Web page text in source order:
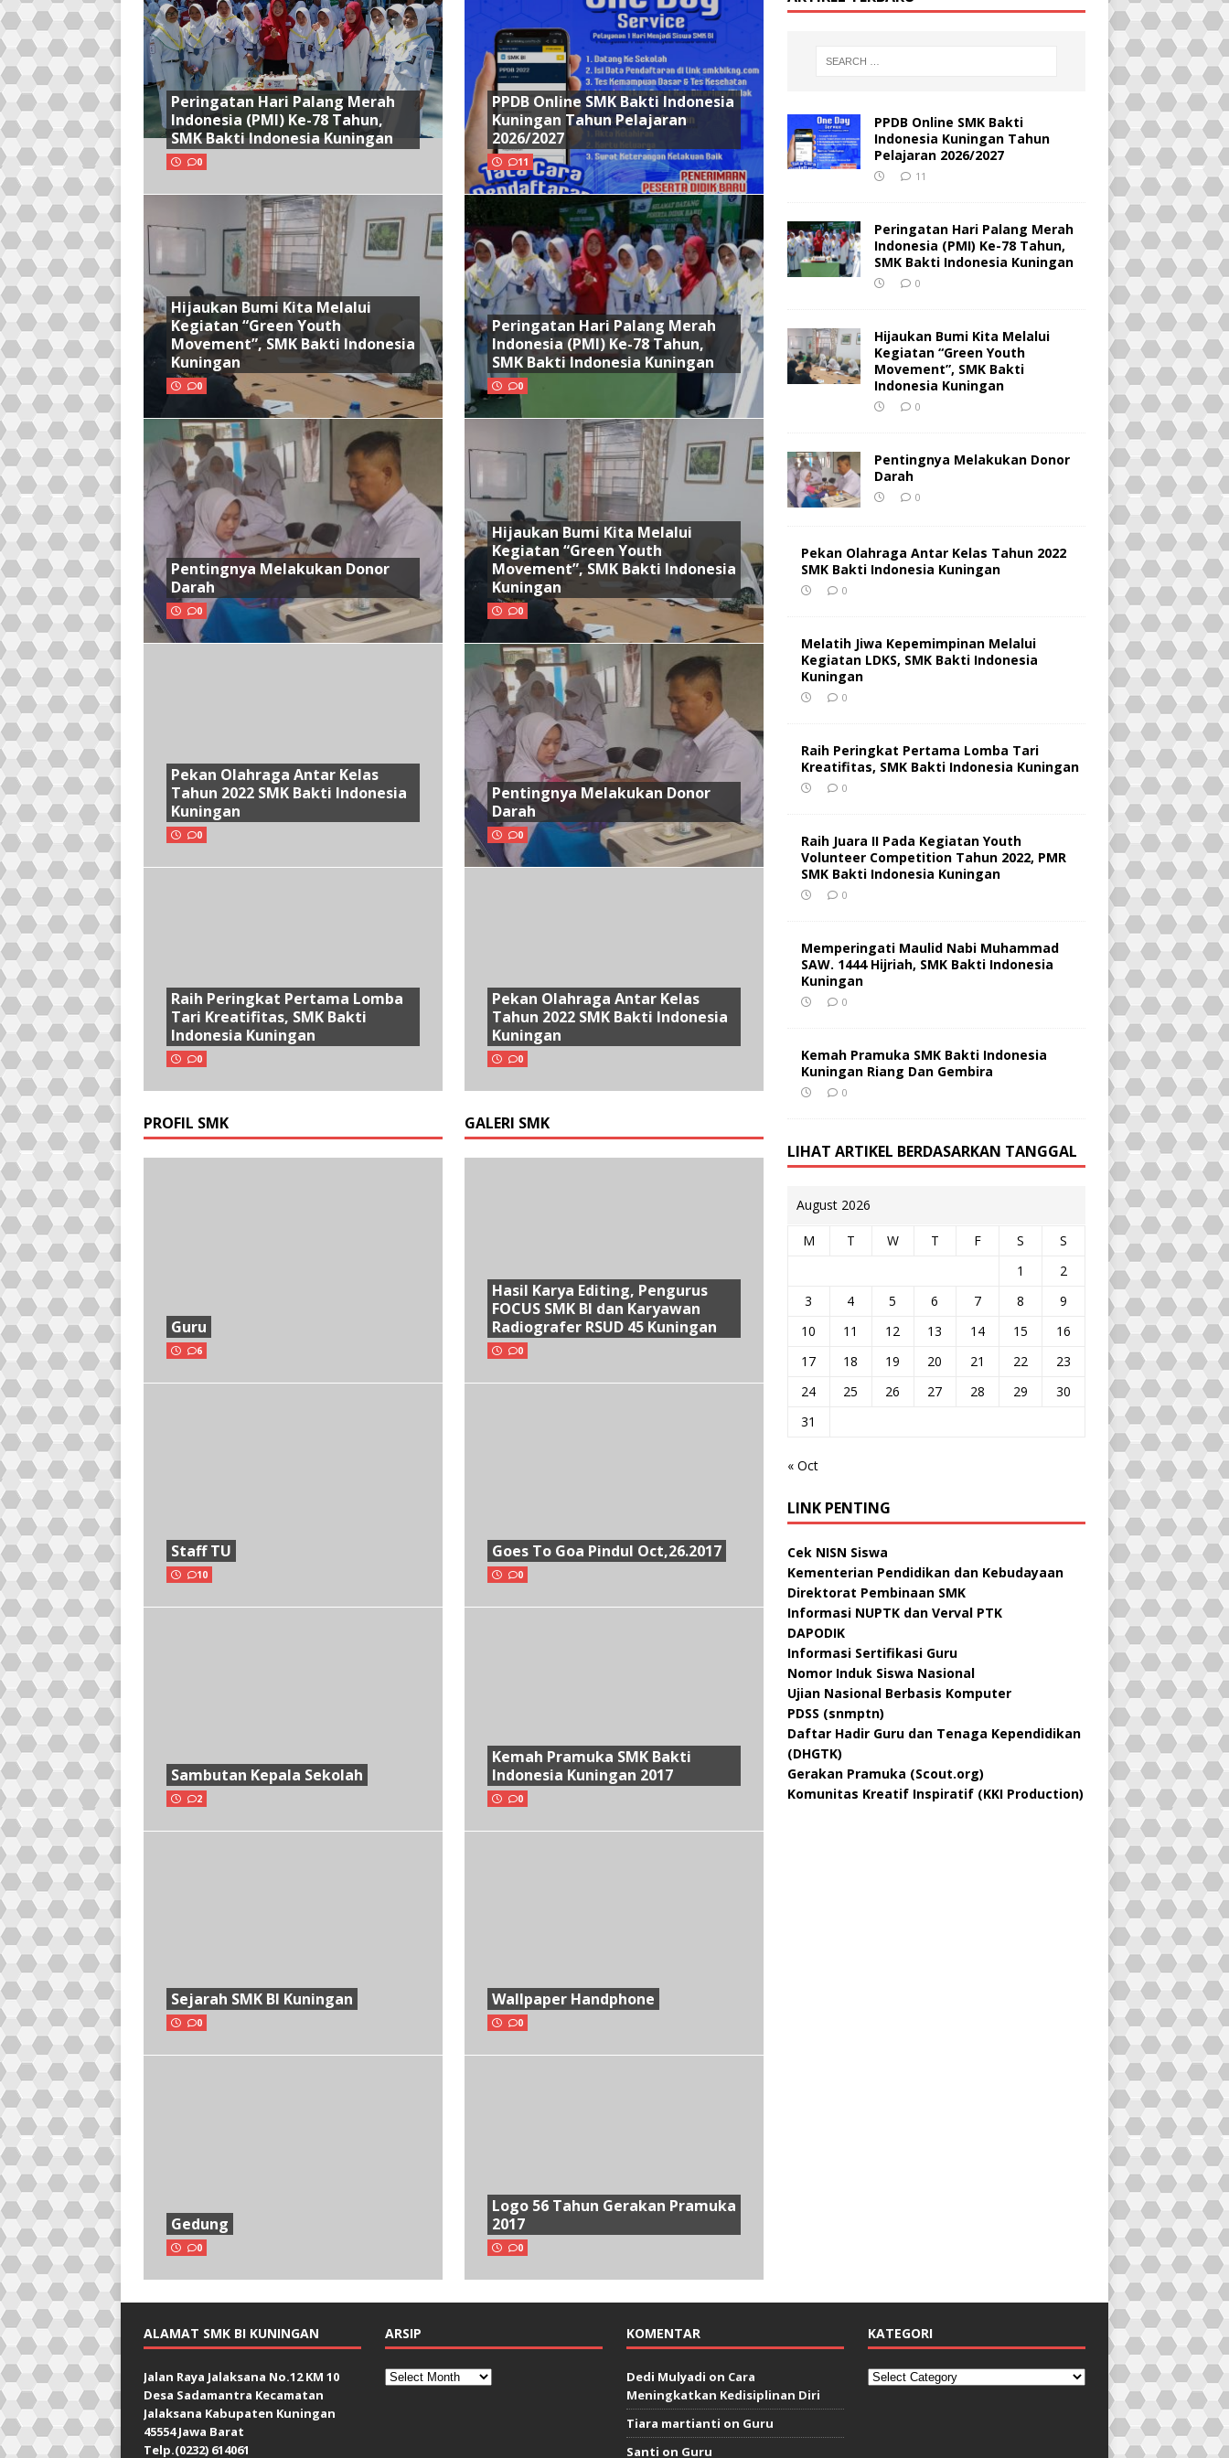
Peringatan Hari Palang Merah
Indonesia (PMI) Ke-78 Tahun,
SMK Bakti Indonesia Kuningan
0
Hijaukan Bumi Kita Melalui
Kegiatan “Green Youth
Movement”, SMK Bakti Indonesia
Kuningan
0
Pentingnya Melakukan Donor
Darah
0
Pekan Olahraga Antar Kelas
Tahun 2022 SMK Bakti Indonesia
Kuningan
0
Raih Peringkat Pertama Lomba
Tari Kreatifitas, SMK Bakti
Indonesia Kuningan
0
PROFIL SMK
Guru
6
Staff TU
10
Sambutan Kepala Sekolah
2
Sejarah SMK BI Kuningan
0
Gedung
0
PPDB Online SMK Bakti Indonesia
Kuningan Tahun Pelajaran
2026/2027
11
Peringatan Hari Palang Merah
Indonesia (PMI) Ke-78 Tahun,
SMK Bakti Indonesia Kuningan
0
Hijaukan Bumi Kita Melalui
Kegiatan “Green Youth
Movement”, SMK Bakti Indonesia
Kuningan
0
Pentingnya Melakukan Donor
Darah
0
Pekan Olahraga Antar Kelas
Tahun 2022 SMK Bakti Indonesia
Kuningan
0
GALERI SMK
Hasil Karya Editing, Pengurus
FOCUS SMK BI dan Karyawan
Radiografer RSUD 45 Kuningan
0
Goes To Goa Pindul Oct,26.2017
0
Kemah Pramuka SMK Bakti
Indonesia Kuningan 2017
0
Wallpaper Handphone
0
Logo 56 Tahun Gerakan Pramuka
2017
0
PPDB Online SMK Bakti
Indonesia Kuningan Tahun
Pelajaran 2026/2027
11
Peringatan Hari Palang Merah
Indonesia (PMI) Ke-78 Tahun,
SMK Bakti Indonesia Kuningan
0
Hijaukan Bumi Kita Melalui
Kegiatan “Green Youth
Movement”, SMK Bakti
Indonesia Kuningan
0
Pentingnya Melakukan Donor
Darah
0
Pekan Olahraga Antar Kelas Tahun 2022
SMK Bakti Indonesia Kuningan
0
Melatih Jiwa Kepemimpinan Melalui
Kegiatan LDKS, SMK Bakti Indonesia
Kuningan
0
Raih Peringkat Pertama Lomba Tari
Kreatifitas, SMK Bakti Indonesia Kuningan
0
Raih Juara II Pada Kegiatan Youth
Volunteer Competition Tahun 2022, PMR
SMK Bakti Indonesia Kuningan
0
Memperingati Maulid Nabi Muhammad
SAW. 1444 Hijriah, SMK Bakti Indonesia
Kuningan
0
Kemah Pramuka SMK Bakti Indonesia
Kuningan Riang Dan Gembira
0
LIHAT ARTIKEL BERDASARKAN TANGGAL
August 2026
M T W T F S
S
1
2
3
4 5 6 7 8
9
10
11 12 13 14 15
16
17
18 19 20 21 22
23
24
25 26 27 28 29
30
31
« Oct
LINK PENTING
Cek NISN Siswa
Kementerian Pendidikan dan Kebudayaan
Direktorat Pembinaan SMK
Informasi NUPTK dan Verval PTK
DAPODIK
Informasi Sertifikasi Guru
Nomor Induk Siswa Nasional
Ujian Nasional Berbasis Komputer
PDSS (snmptn)
Daftar Hadir Guru dan Tenaga Kependidikan
(DHGTK)
Gerakan Pramuka (Scout.org)
Komunitas Kreatif Inspiratif (KKI Production)
ALAMAT SMK BI KUNINGAN
Jalan Raya Jalaksana No.12 KM 10
Desa Sadamantra Kecamatan
Jalaksana Kabupaten Kuningan
45554 Jawa Barat
Telp.(0232) 614061
ARSIP KOMENTAR
Dedi Mulyadi on Cara
Meningkatkan Kedisiplinan Diri
Tiara martianti on Guru
Santi on Guru
KATEGORI